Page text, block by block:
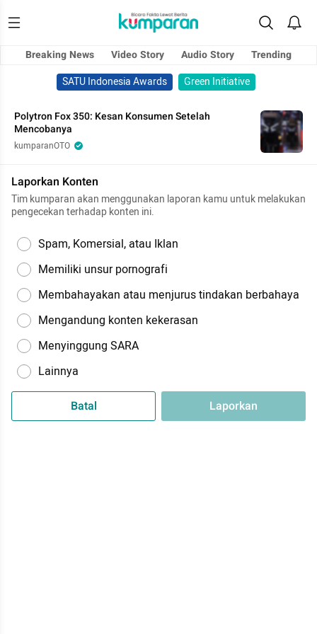
Breaking News Video Story Audio Story
Trending
SATU Indonesia Awards
Green Initiative
Polytron Fox 350: Kesan Konsumen Setelah
Mencobanya
kumparanOTO
Laporkan Konten
Tim kumparan akan menggunakan laporan kamu untuk melakukan
pengecekan terhadap konten ini.
Spam, Komersial, atau Iklan
Memiliki unsur pornografi
Membahayakan atau menjurus tindakan berbahaya
Mengandung konten kekerasan
Menyinggung SARA
Lainnya
Batal Laporkan